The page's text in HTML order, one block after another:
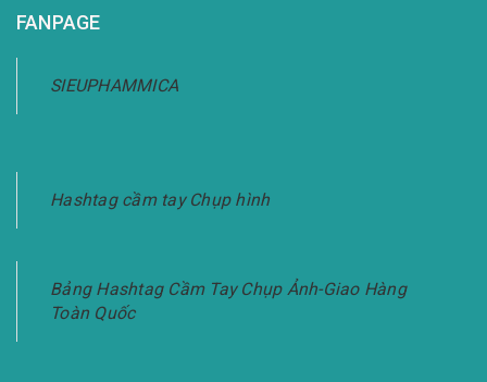
FANPAGE
SIEUPHAMMICA
Hashtag cầm tay Chụp hình
Bảng Hashtag Cầm Tay Chụp Ảnh-Giao Hàng
Toàn Quốc